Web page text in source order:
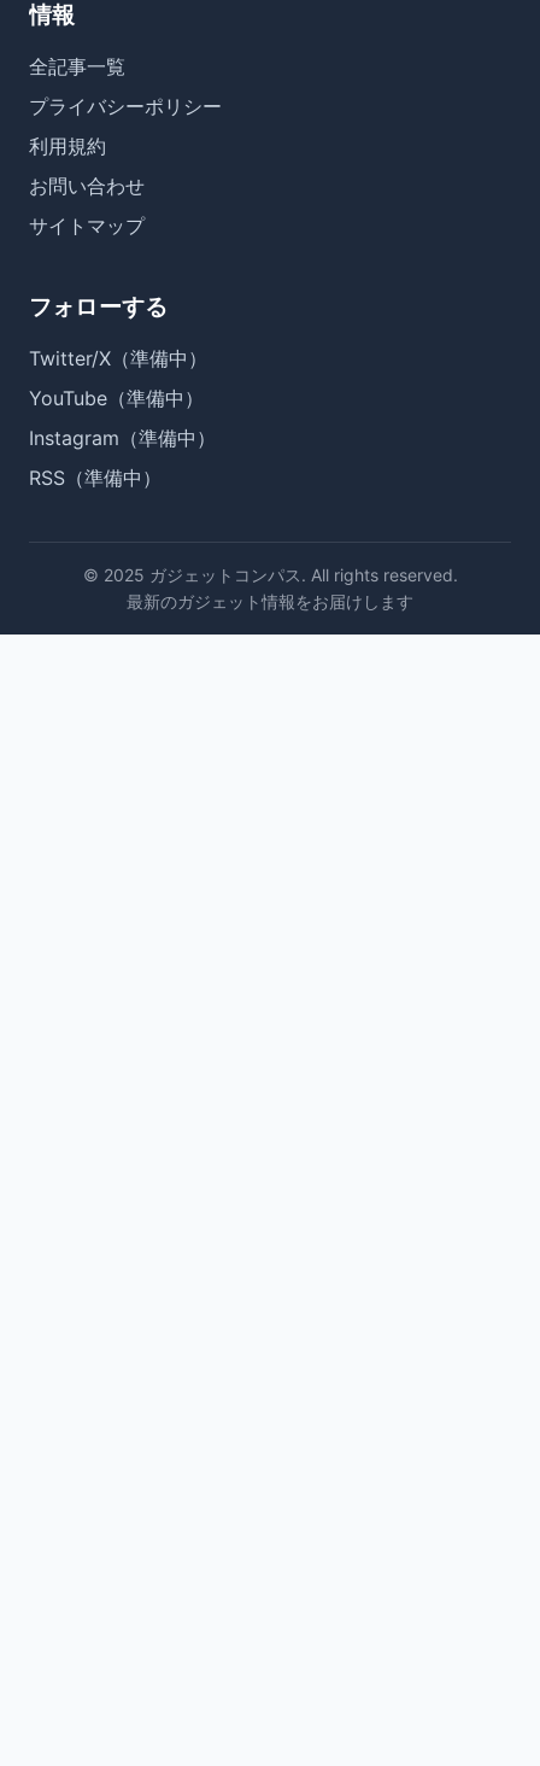
情報
全記事一覧
プライバシーポリシー
利用規約
お問い合わせ
サイトマップ
フォローする
Twitter/X（準備中）
YouTube（準備中）
Instagram（準備中）
RSS（準備中）
© 2025 ガジェットコンパス. All rights reserved.
最新のガジェット情報をお届けします